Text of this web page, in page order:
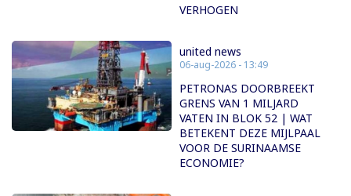
VERHOGEN
united news
06-aug-2026 - 13:49
PETRONAS DOORBREEKT
GRENS VAN 1 MILJARD
VATEN IN BLOK 52 | WAT
BETEKENT DEZE MIJLPAAL
VOOR DE SURINAAMSE
ECONOMIE?